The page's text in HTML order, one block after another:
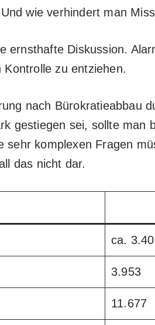
wie verhindert man
ernsthafte Diskussion.
zu entziehen.
nach Bürokratieabbau
gestiegen sei, sollte man
sehr komplexen Fragen
das nicht dar.
ca.
3.953
11.677